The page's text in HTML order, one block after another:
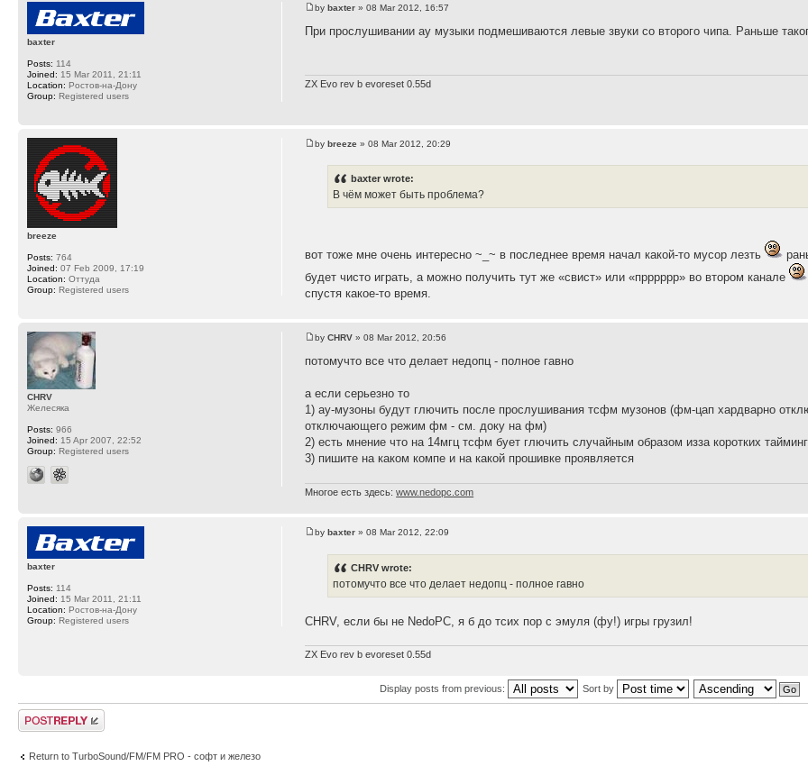
bybaxter » 08 Mar 2012, 16:57
При прослушивании ау музыки подмешиваются левые звуки со второго чипа. Раньше
ZX Evo rev b evoreset 0.55d
baxter
Posts: 114
Joined: 15 Mar 2011, 21:11
Location: Ростов-на-Дону
Group: Registered users
bybreeze » 08 Mar 2012, 20:29
baxter wrote:
В чём может быть проблема?
вот тоже мне очень интересно ~_~ в последнее время начал какой-то мусор лезть
будет чисто играть, а можно получить тут же «свист» или «прррррр» во втором канале
спустя какое-то время.
breeze
Posts: 764
Joined: 07 Feb 2009, 17:19
Location: Оттуда
Group: Registered users
byCHRV » 08 Mar 2012, 20:56
потомучто все что делает недопц - полное гавно
а если серьезно то
1) ау-музоны будут глючить после прослушивания тсфм музонов (фм-цап хардварно
отключающего режим фм - см. доку на фм)
2) есть мнение что на 14мгц тсфм бует глючить случайным образом изза коротких
3) пишите на каком компе и на какой прошивке проявляется
Многое есть здесь:www.nedopc.com
CHRV
Желесяка
Posts: 966
Joined: 15 Apr 2007, 22:52
Group: Registered users
by baxter » 08 Mar 2012, 22:09
CHRV wrote:
потомучто все что делает недопц - полное гавно
CHRV, если бы не NedoPC, я б до тсих пор с эмуля (фу!) игры грузил!
ZX Evo rev b evoreset 0.55d
baxter
Posts: 114
Joined: 15 Mar 2011, 21:11
Location: Ростов-на-Дону
Group: Registered users
Display posts from previous: Sort by
Post a reply
Return to TurboSound/FM/FM PRO - софт и железо